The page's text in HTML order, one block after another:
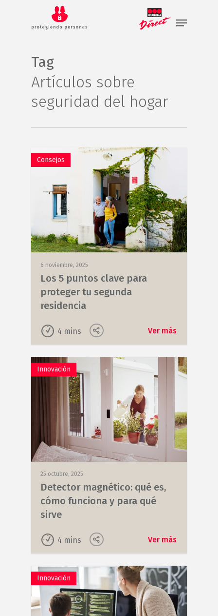
Tag
Artículos sobre
seguridad del hogar
Consejos
6 noviembre, 2025
Los 5 puntos clave para
proteger tu segunda
residencia
4 mins Ver más
Innovación
25 octubre, 2025
Detector magnético: qué es,
cómo funciona y para qué
sirve
4 mins Ver más
Innovación